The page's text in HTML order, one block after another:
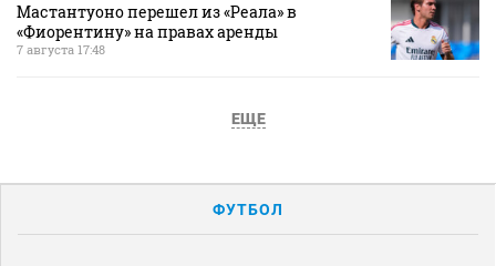
Мастантуоно перешел из «Реала» в
«Фиорентину» на правах аренды
7 августа 17:48
ЕЩЕ
ФУТБОЛ